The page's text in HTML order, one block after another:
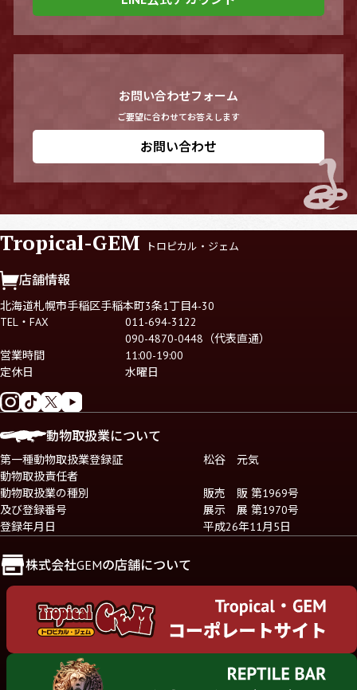
お問い合わせフォーム
ご要望に合わせてお答えします
お問い合わせ
Tropical-GEM トロピカル・ジェム
店舗情報
北海道札幌市手稲区手稲本町3条1丁目4-30
TEL・FAX
011-694-3122
090-4870-0448（代表直通）
営業時間
11:00-19:00
定休日
水曜日
動物取扱業について
第一種動物取扱業登録証
動物取扱責任者
松谷 元気
動物取扱業の種別
及び登録番号
販売 販 第1969号
展示 展 第1970号
登録年月日
平成26年11月5日
株式会社GEMの店舗について